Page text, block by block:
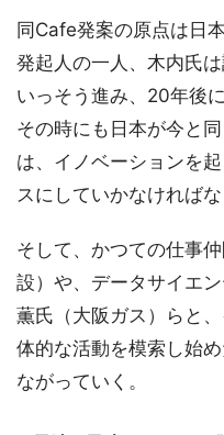
同Cafe発案の原点は日
発起人の一人、木内氏
いっそう進み、20年後
その時にも日本が今と
は、イノベーションを
スにしていかなければな
そして、かつての仕事
設）や、データサイエ
薫氏（大阪ガス）らと
体的な活動を模索し始
ながっていく。